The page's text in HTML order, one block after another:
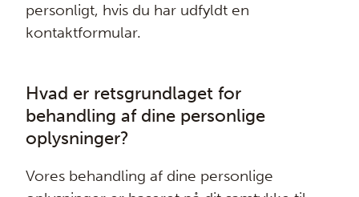
personligt, hvis du har udfyldt en
kontaktformular.
Hvad er retsgrundlaget for
behandling af dine personlige
oplysninger?
Vores behandling af dine personlige